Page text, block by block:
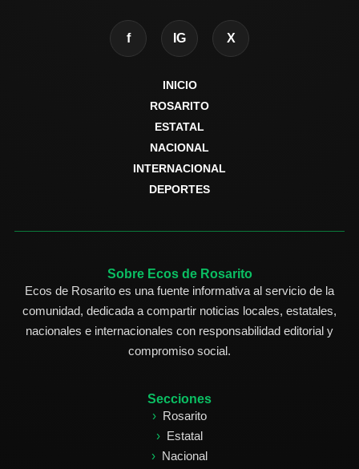
f IG X
INICIO
ROSARITO
ESTATAL
NACIONAL
INTERNACIONAL
DEPORTES
Sobre Ecos de Rosarito
Ecos de Rosarito es una fuente informativa al servicio de la
comunidad, dedicada a compartir noticias locales, estatales,
nacionales e internacionales con responsabilidad editorial y
compromiso social.
Secciones
Rosarito
Estatal
Nacional